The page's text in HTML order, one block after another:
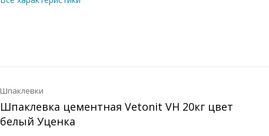
Шпаклевки
Шпаклевка цементная Vetonit VH 20кг цвет
белый Уценка